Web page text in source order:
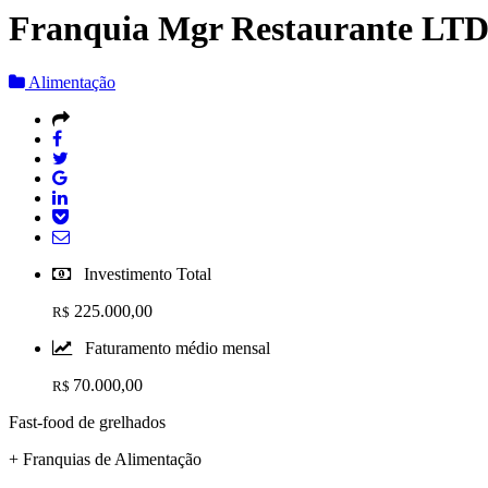
Franquia Mgr Restaurante
Alimentação
Investimento Total
R$ 225.000,00
Faturamento médio mensal
R$ 70.000,00
Fast-food de grelhados
+ Franquias de Alimentação